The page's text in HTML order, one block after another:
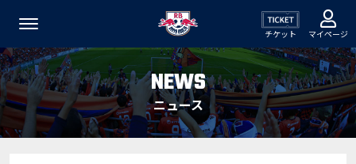
チケット マイページ
NEWS
ニュース